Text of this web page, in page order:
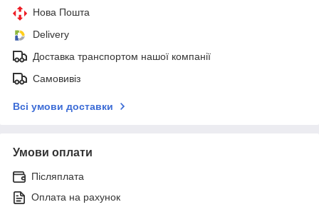
Нова Пошта
Delivery
Доставка транспортом нашої компанії
Самовивіз
Всі умови доставки
Умови оплати
Післяплата
Оплата на рахунок